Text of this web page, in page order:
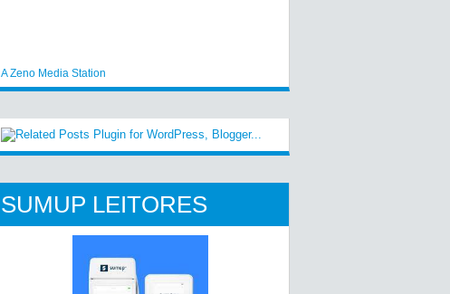
A Zeno Media Station
SUMUP LEITORES